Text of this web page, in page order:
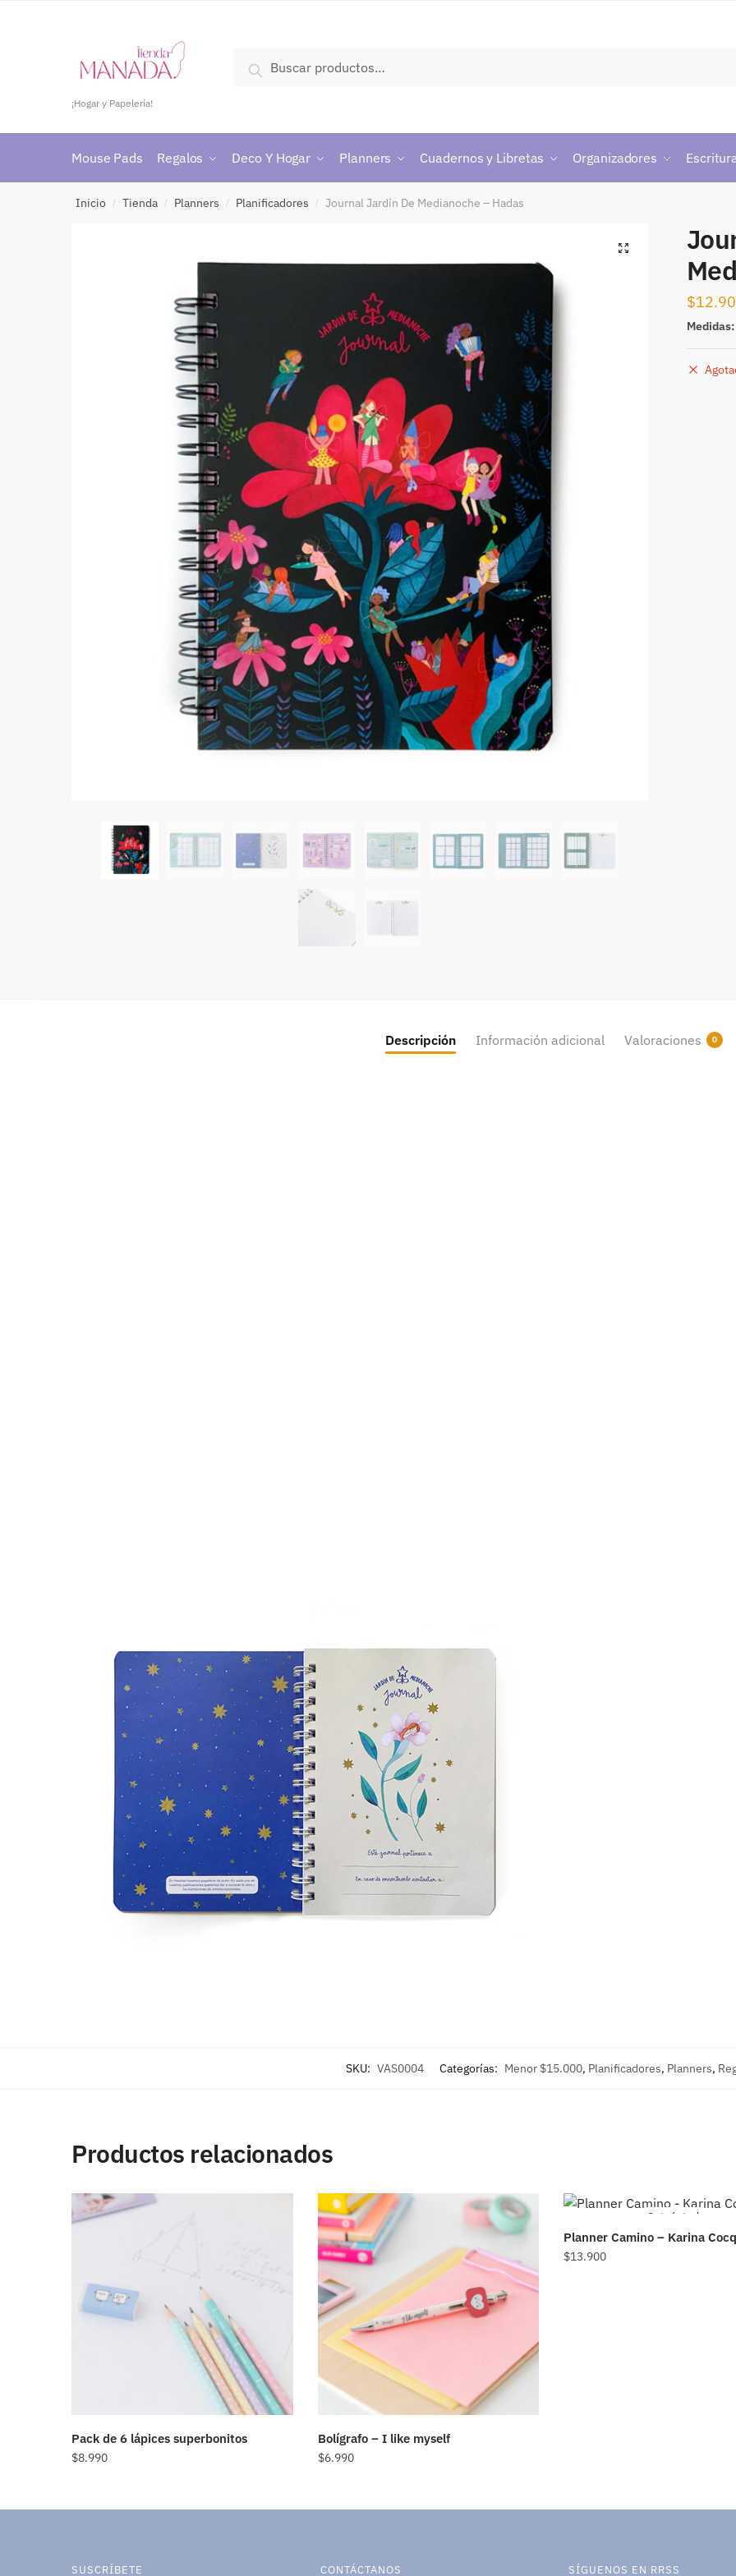
¡Hogar y Papelería!
Buscar
Mouse Pads Regalos Deco Y Hogar Planners Cuadernos y Libretas Organizadores
Inicio / Tienda / Planners / Planificadores / Journal Jardín De Medianoche – Hadas
🔍
$
Medidas:
Descripción Información adicional Valoraciones 0
SKU: VAS0004 Categorías: Menor $15.000, Planificadores, Planners,
Productos relacionados
Pack de 6 lápices superbonitos
$8.990
Bolígrafo – I like myself
$6.990
Out of stock
Planner Camino – Karina
$13.900
SUSCRÍBETE CONTÁCTANOS SÍGUENOS EN RRSS